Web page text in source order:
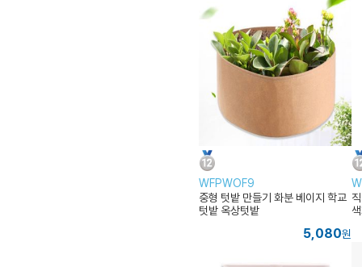
WFPWOF9
중형 텃밭 만들기 화분 베이지 학교
텃밭 옥상텃밭
5,080원